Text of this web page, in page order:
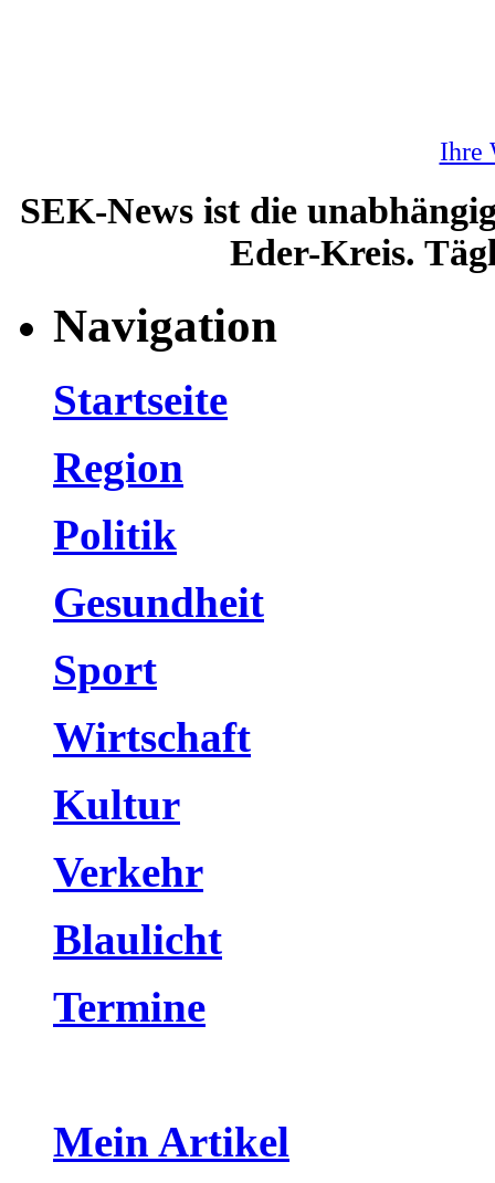
Ihre
SEK-News ist die
Eder-Kreis.
Navigation
Startseite
Region
Politik
Gesundheit
Sport
Wirtschaft
Kultur
Verkehr
Blaulicht
Termine
Mein Artikel